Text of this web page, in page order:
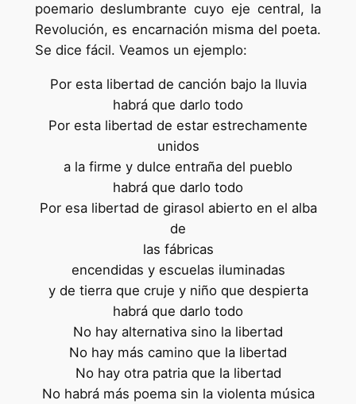
poemario deslumbrante cuyo eje central, la
Revolución, es encarnación misma del poeta.
Se dice fácil. Veamos un ejemplo:
Por esta libertad de canción bajo la lluvia
habrá que darlo todo
Por esta libertad de estar estrechamente
unidos
a la firme y dulce entraña del pueblo
habrá que darlo todo
Por esa libertad de girasol abierto en el alba
de
las fábricas
encendidas y escuelas iluminadas
y de tierra que cruje y niño que despierta
habrá que darlo todo
No hay alternativa sino la libertad
No hay más camino que la libertad
No hay otra patria que la libertad
No habrá más poema sin la violenta música